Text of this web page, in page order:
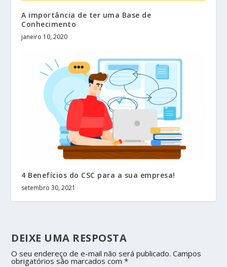
A importância de ter uma Base de
Conhecimento
janeiro 10, 2020
4 Benefícios do CSC para a sua empresa!
setembro 30, 2021
DEIXE UMA RESPOSTA
O seu endereço de e-mail não será publicado. Campos
obrigatórios são marcados com*